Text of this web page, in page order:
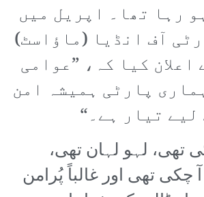
رہا تھا۔ اپریل میں
آف انڈیا (ماؤاسٹ)
کیا کہ، ”عوامی
پارٹی ہمیشہ امن
تیار ہے۔“
تھی، لہو لہان تھی،
چکی تھی اور غالباً پُرامن